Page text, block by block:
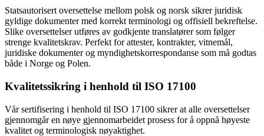
Statsautorisert oversettelse mellom polsk og norsk sikrer juridisk
gyldige dokumenter med korrekt terminologi og offisiell bekreftelse.
Slike oversettelser utføres av godkjente translatører som følger
strenge kvalitetskrav. Perfekt for attester, kontrakter, vitnemål,
juridiske dokumenter og myndighetskorrespondanse som må godtas
både i Norge og Polen.
Kvalitetssikring i henhold til ISO 17100
Vår sertifisering i henhold til ISO 17100 sikrer at alle oversettelser
gjennomgår en nøye gjennomarbeidet prosess for å oppnå høyeste
kvalitet og terminologisk nøyaktighet.